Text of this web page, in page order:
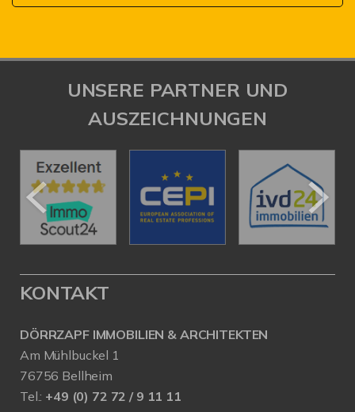
UNSERE PARTNER UND
AUSZEICHNUNGEN
KONTAKT
DÖRRZAPF IMMOBILIEN & ARCHITEKTEN
Am Mühlbuckel 1
76756 Bellheim
Tel.: +49 (0) 72 72 / 9 11 11